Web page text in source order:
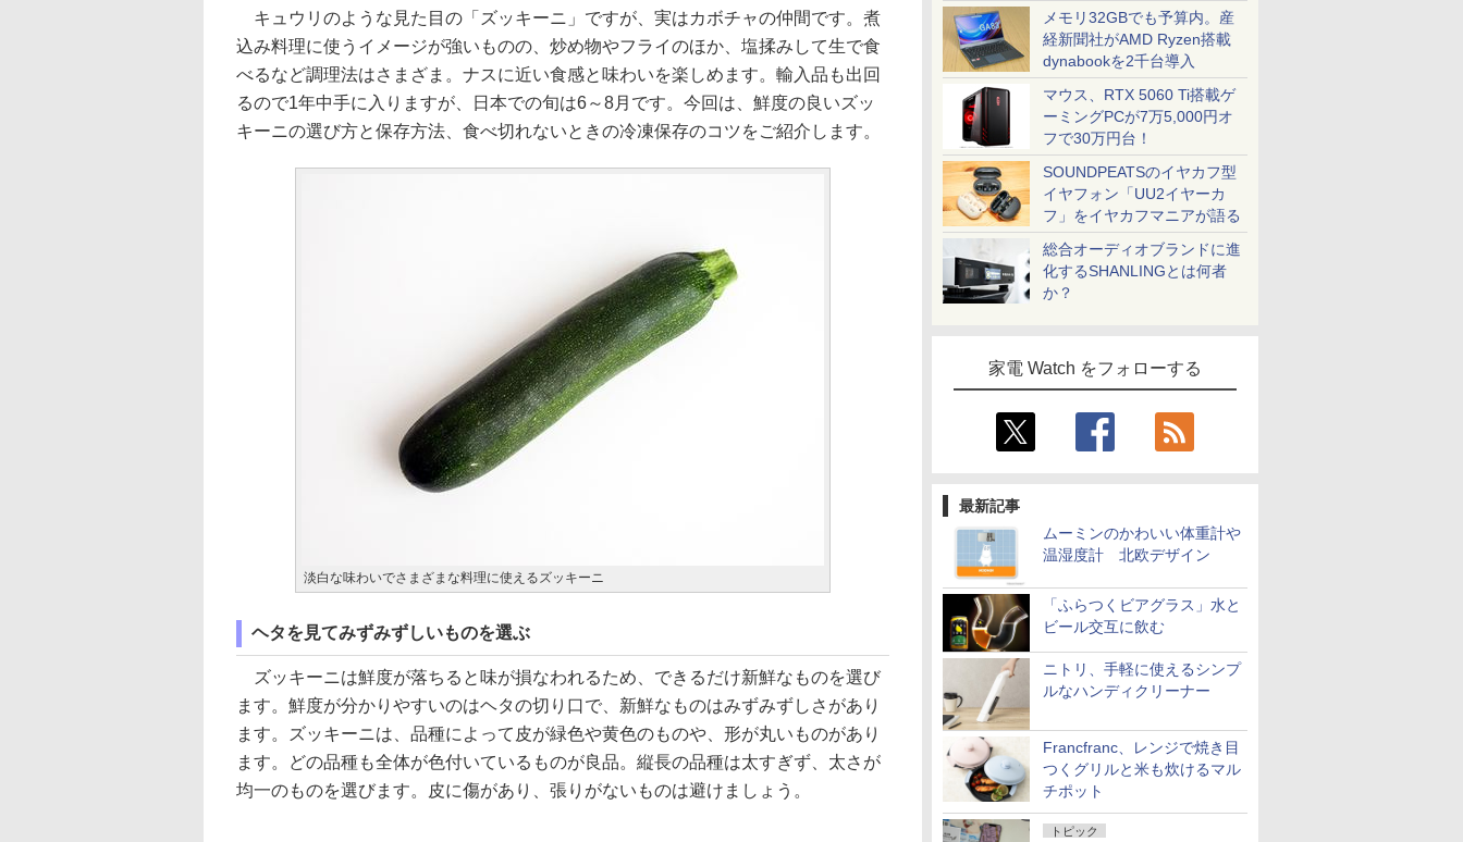
メモリ32GBでも予算内。産
経新聞社がAMD Ryzen搭載
dynabookを2千台導入
マウス、RTX 5060 Ti搭載ゲ
ーミングPCが7万5,000円オ
フで30万円台！
SOUNDPEATSのイヤカフ型
イヤフォン「UU2イヤーカ
フ」をイヤカフマニアが語る
総合オーディオブランドに進
化するSHANLINGとは何者
か？
家電 Watch をフォローする
最新記事
ムーミンのかわいい体重計や
温湿度計 北欧デザイン
「ふらつくビアグラス」水と
ビール交互に飲む
ニトリ、手軽に使えるシンプ
ルなハンディクリーナー
Francfranc、レンジで焼き目
つくグリルと米も炊けるマル
チポット
トピック
キュウリのような見た目の「ズッキーニ」ですが、実はカボチャの仲間です。煮
込み料理に使うイメージが強いものの、炒め物やフライのほか、塩揉みして生で食
べるなど調理法はさまざま。ナスに近い食感と味わいを楽しめます。輸入品も出回
るので1年中手に入りますが、日本での旬は6～8月です。今回は、鮮度の良いズッ
キーニの選び方と保存方法、食べ切れないときの冷凍保存のコツをご紹介します。
淡白な味わいでさまざまな料理に使えるズッキーニ
ヘタを見てみずみずしいものを選ぶ
ズッキーニは鮮度が落ちると味が損なわれるため、できるだけ新鮮なものを選び
ます。鮮度が分かりやすいのはヘタの切り口で、新鮮なものはみずみずしさがあり
ます。ズッキーニは、品種によって皮が緑色や黄色のものや、形が丸いものがあり
ます。どの品種も全体が色付いているものが良品。縦長の品種は太すぎず、太さが
均一のものを選びます。皮に傷があり、張りがないものは避けましょう。